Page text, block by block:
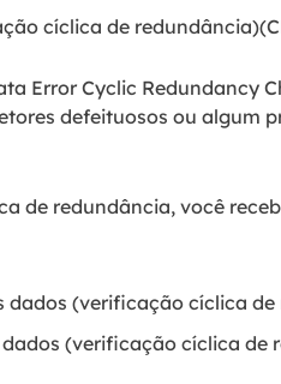
cíclica de
Error Cyclic Redundancy
defeituosos ou algum
de redundância, você
dados (verificação cíclica
(verificação cíclica de